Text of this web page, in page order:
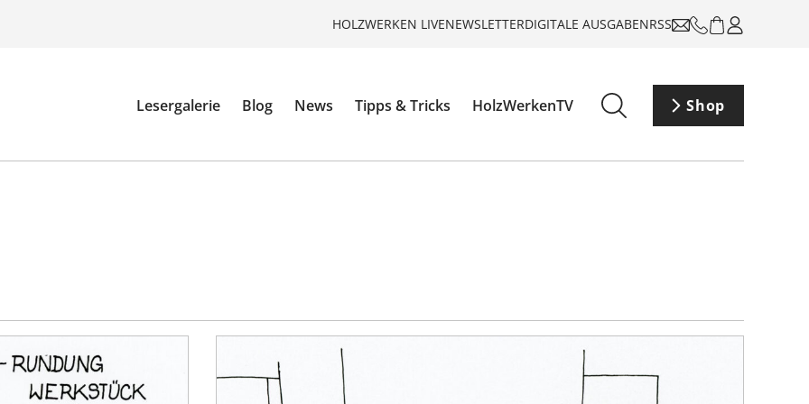
HOLZWERKEN LIVENEWSLETTERDIGITALE AUSGABENRSS
Lesergalerie Blog News Tipps & Tricks HolzWerkenTV Shop